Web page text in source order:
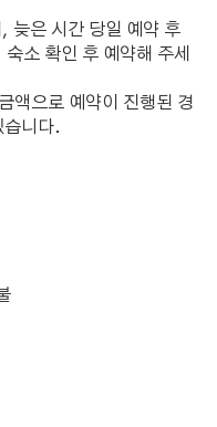
늦은 시간 당일 예약 후
소 확인 후 예약해 주세
액으로 예약이 진행된 경
습니다.